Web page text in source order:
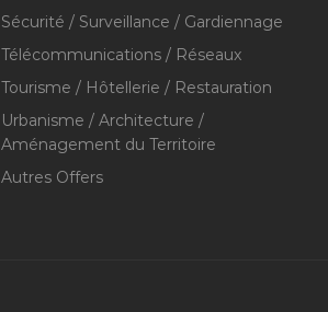
Sécurité / Surveillance / Gardiennage
Télécommunications / Réseaux
Tourisme / Hôtellerie / Restauration
Urbanisme / Architecture /
Aménagement du Territoire
Autres Offers